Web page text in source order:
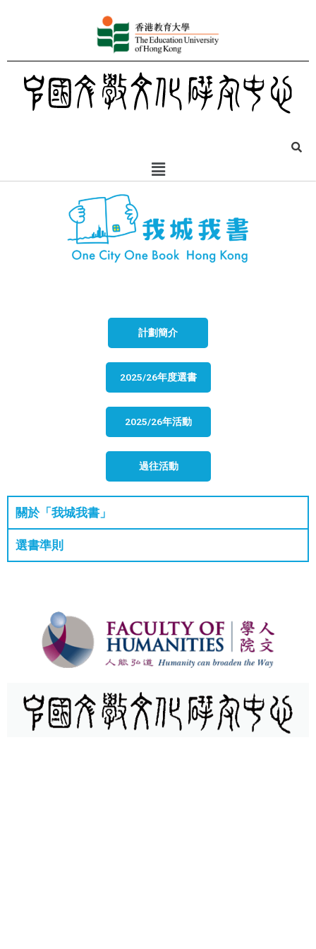
計劃簡介
2025/26年度選書
2025/26年活動
過往活動
關於「我城我書」
選書準則